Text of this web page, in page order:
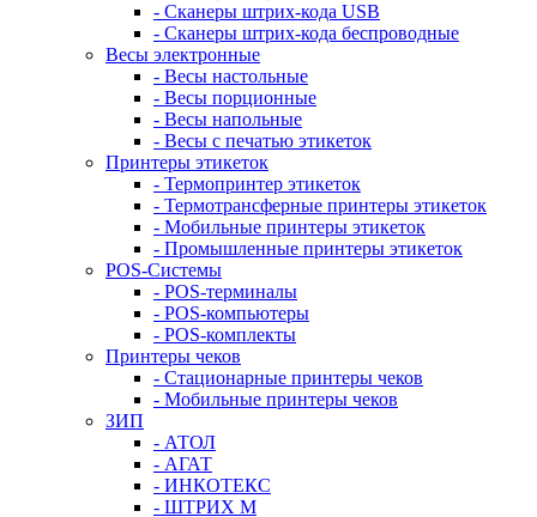
- Сканеры штрих-кода USB
- Сканеры штрих-кода беспроводные
Весы электронные
- Весы настольные
- Весы порционные
- Весы напольные
- Весы с печатью этикеток
Принтеры этикеток
- Термопринтер этикеток
- Термотрансферные принтеры этикеток
- Мобильные принтеры этикеток
- Промышленные принтеры этикеток
POS-Системы
- POS-терминалы
- POS-компьютеры
- POS-комплекты
Принтеры чеков
- Стационарные принтеры чеков
- Мобильные принтеры чеков
ЗИП
- АТОЛ
- АГАТ
- ИНКОТЕКС
- ШТРИХ М